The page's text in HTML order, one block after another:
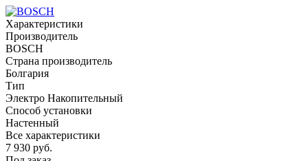
Характеристики
Производитель
BOSCH
Страна производитель
Болгария
Тип
Электро Накопительный
Способ установки
Настенный
Все характеристики
7 930 руб.